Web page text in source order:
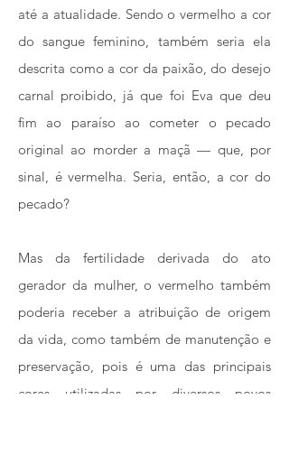
até a atualidade. Sendo o vermelho a cor
do sangue feminino, também seria ela
descrita como a cor da paixão, do desejo
carnal proibido, já que foi Eva que deu
fim ao paraíso ao cometer o pecado
original ao morder a maçã — que, por
sinal, é vermelha. Seria, então, a cor do
pecado?
Mas da fertilidade derivada do ato
gerador da mulher, o vermelho também
poderia receber a atribuição de origem
da vida, como também de manutenção e
preservação, pois é uma das principais
cores utilizadas por diversos povos